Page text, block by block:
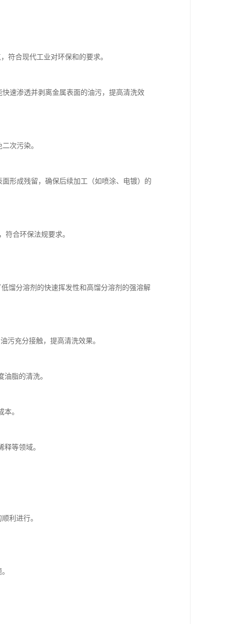
符合现代工业对环保和的要求。
速渗透并剥离金属表面的油污，提高清洗效
次污染。
形成残留，确保后续加工（如喷涂、电镀）的
符合环保法规要求。
馏分溶剂的快速挥发性和高馏分溶剂的强溶解
污充分接触，提高清洗效果。
脂的清洗。
。
等领域。
利进行。